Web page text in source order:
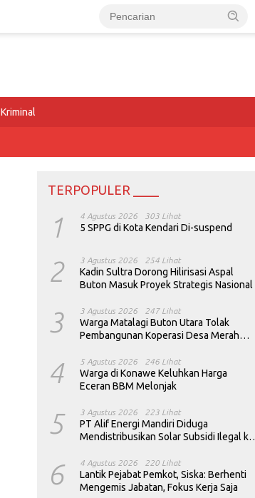
Kriminal
TERPOPULER ____
1 4 Agustus 2026 303 Lihat
5 SPPG di Kota Kendari Di-suspend
2 3 Agustus 2026 254 Lihat
Kadin Sultra Dorong Hilirisasi Aspal
Buton Masuk Proyek Strategis Nasional
3 3 Agustus 2026 247 Lihat
Warga Matalagi Buton Utara Tolak
Pembangunan Koperasi Desa Merah
4 5 Agustus 2026 246 Lihat
Warga di Konawe Keluhkan Harga
Eceran BBM Melonjak
5 3 Agustus 2026 223 Lihat
PT Alif Energi Mandiri Diduga
Mendistribusikan Solar Subsidi Ilegal ke
6 4 Agustus 2026 220 Lihat
Lantik Pejabat Pemkot, Siska: Berhenti
Mengemis Jabatan, Fokus Kerja Saja